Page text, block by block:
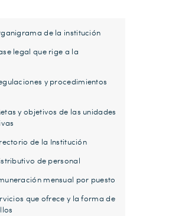
de la institución
legal que rige a la
y procedimientos
y objetivos de las unidades
de la Institución
de personal
mensual por puesto
que ofrece y la forma de